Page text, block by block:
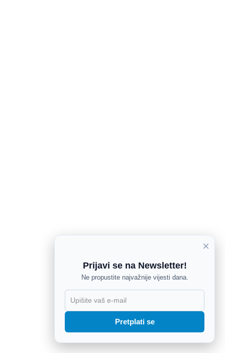
×
Prijavi se na Newsletter!
Ne propustite najvažnije vijesti dana.
Pretplati se